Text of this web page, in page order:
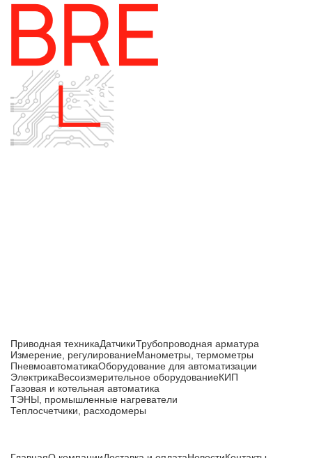
Приводная техникаДатчикиТрубопроводная арматура
Измерение, регулированиеМанометры, термометры
ПневмоавтоматикаОборудование для автоматизации
ЭлектрикаВесоизмерительное оборудованиеКИП
Газовая и котельная автоматика
ТЭНЫ, промышленные нагреватели
Теплосчетчики, расходомеры